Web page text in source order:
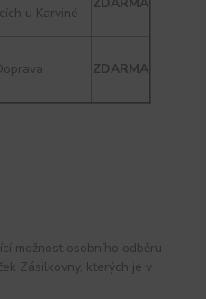
u Karviné
ZDARMA
možnost osobního odběru
Zásilkovny, kterých je v